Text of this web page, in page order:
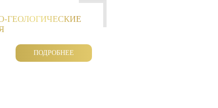
ГЕОЛОГИЧЕСКИЕ
ПОДРОБНЕЕ